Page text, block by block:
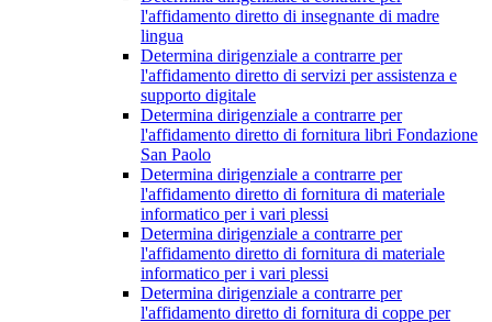
l'affidamento diretto di insegnante di madre
lingua
Determina dirigenziale a contrarre per
l'affidamento diretto di servizi per assistenza e
supporto digitale
Determina dirigenziale a contrarre per
l'affidamento diretto di fornitura libri Fondazione
San Paolo
Determina dirigenziale a contrarre per
l'affidamento diretto di fornitura di materiale
informatico per i vari plessi
Determina dirigenziale a contrarre per
l'affidamento diretto di fornitura di materiale
informatico per i vari plessi
Determina dirigenziale a contrarre per
l'affidamento diretto di fornitura di coppe per